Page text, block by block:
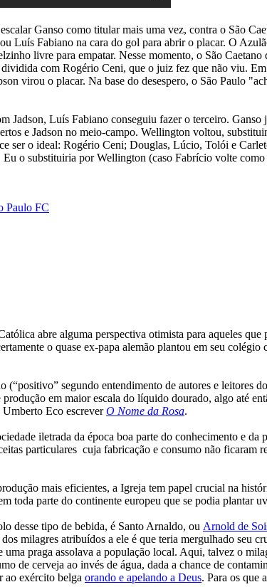
Ganso como titular mais uma vez, contra o São
Fabiano na cara do gol para abrir o placar. O
livre para empatar. Nesse momento, o São
com Rogério Ceni, que o juiz fez que não viu.
virou o placar. Na base do desespero, o São Paulo
Jadson, Luís Fabiano conseguiu fazer o terceiro.
e Jadson no meio-campo. Wellington voltou,
ser o ideal: Rogério Ceni; Douglas, Lúcio, Tolói e
o substituiria por Wellington (caso Fabrício volte
Paulo FC
abre alguma perspectiva otimista para aqueles que
o quase ex-papa alemão plantou em seu colégio
segundo entendimento de autores e leitores
em maior escala do líquido dourado, algo até
Eco escreverO Nome da Rosa.
iletrada da época boa parte do conhecimento e
particulares cuja fabricação e consumo não ficaram
mais eficientes, a Igreja tem papel crucial na
toda parte do continente europeu que se podia plantar
desse tipo de bebida, é Santo Arnaldo, ou Arnold de
milagres atribuídos a ele é que teria mergulhado seu
praga assolava a população local. Aqui, talvez o
de cerveja ao invés de água, dada a chance de
ao exército belga orando e apelando a Deus. Para os que